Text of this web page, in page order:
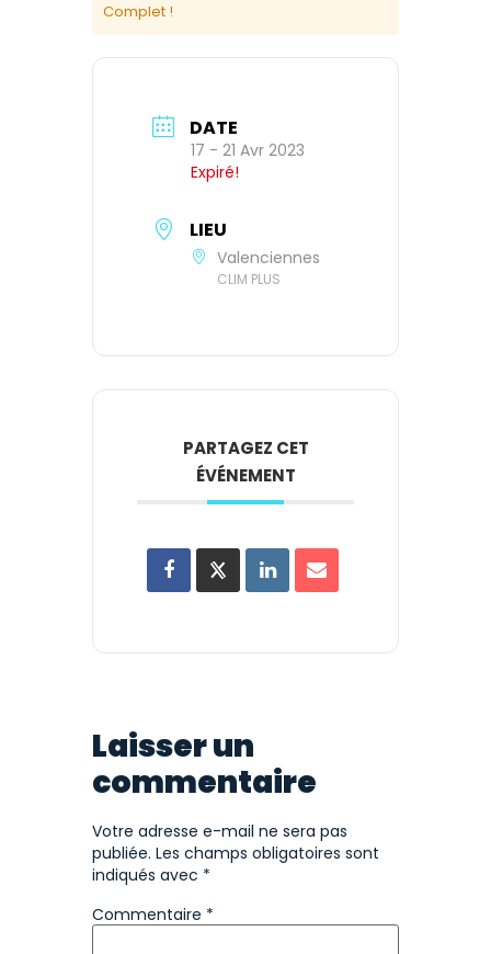
Complet !
DATE
17 - 21 Avr 2023
Expiré!
LIEU
Valenciennes
CLIM PLUS
PARTAGEZ CET
ÉVÉNEMENT
Laisser un
commentaire
Votre adresse e-mail ne sera pas
publiée. Les champs obligatoires sont
indiqués avec *
Commentaire *